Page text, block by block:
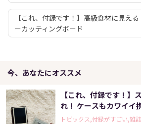
【これ、付録です！】高級食材に見え
ーカッティングボード
今、あなたにオススメ
【これ、付録です！】
れ！ ケースもカワイイ
トピックス,付録がすごい,雑